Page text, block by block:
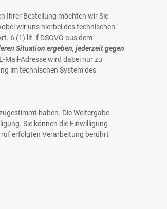
Ihrer Bestellung möchten wir Sie
wir uns hierbei des technischen
6 (1) lit. f DSGVO aus dem
Situation ergeben, jederzeit gegen
Mail-Adresse wird dabei nur zu
im technischen System des
haben. Die Weitergabe
Sie können die Einwilligung
erfolgten Verarbeitung berührt